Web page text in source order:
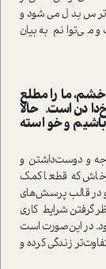
ترس بدل می‌شود و
می‌توانم به بیان
خشم، ما را مطلع
ا‌ست. حالا
و خوا‌سته
و دوست‌داشتن و
که قطعا کمک
و در قالب پرسش‌های
شرایط کاری
در این‌صورت ا‌ست
زندگی کرده و